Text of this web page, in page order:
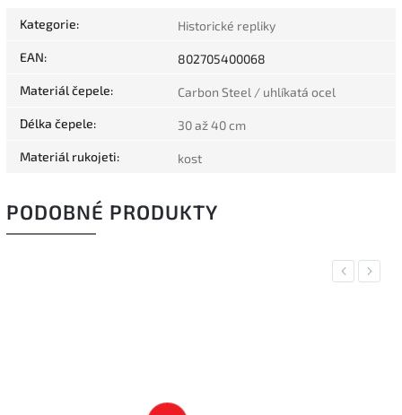
Kategorie: Historické repliky
EAN: 802705400068
Materiál čepele: Carbon Steel / uhlíkatá ocel
Délka čepele: 30 až 40 cm
Materiál rukojeti: kost
PODOBNÉ PRODUKTY
Previous
Next